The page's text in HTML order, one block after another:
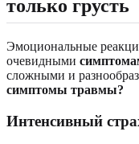
только грусть
Эмоциональные
очевидными
сложными и
симптомы травмы?
Интенсивный